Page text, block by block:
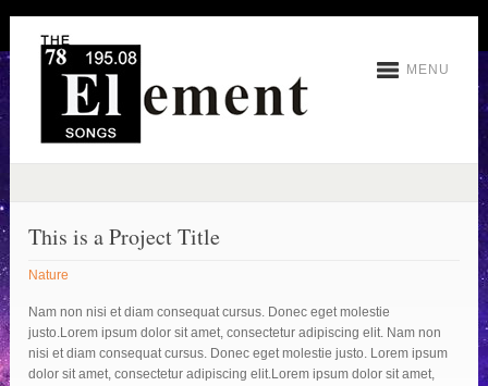
MENU
This is a Project Title
Nature
Nam non nisi et diam consequat cursus. Donec eget molestie
justo.Lorem ipsum dolor sit amet, consectetur adipiscing elit. Nam non
nisi et diam consequat cursus. Donec eget molestie justo. Lorem ipsum
dolor sit amet, consectetur adipiscing elit.Lorem ipsum dolor sit amet,